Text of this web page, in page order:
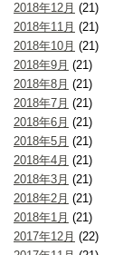
2018年12月 (21)
2018年11月 (21)
2018年10月 (21)
2018年9月 (21)
2018年8月 (21)
2018年7月 (21)
2018年6月 (21)
2018年5月 (21)
2018年4月 (21)
2018年3月 (21)
2018年2月 (21)
2018年1月 (21)
2017年12月 (22)